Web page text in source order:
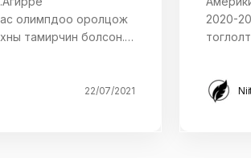
олимпдоо оролцож
тамирчин болсон.…
22/07/2021
2020-